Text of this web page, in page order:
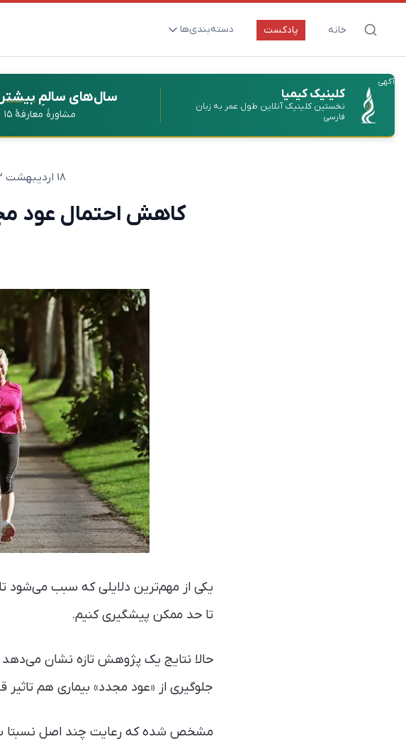
خانه پادکست دسته‌بندی‌ها
ارتقای سلامت و طول عمر
بیماری‌ها و پاتوژن‌ها
تغذیه و مکمل‌ها
آگهی
کلینیک کیمیا
نخستین کلینیک آنلاین طول عمر به زبان
فارسی
سال‌های سالمِبیشتر
مشاورهٔ معارفهٔ ۱۵ دقیقه‌ای رایگان، آنلاین
۱۸ اردیبهشت ۱۴۰۲
کاهش احتمال عود
یکی از مهم‌ترین دلایلی که سبب می‌شود
تا حد ممکن پیشگیری کنیم.
حالا نتایج یک پژوهش تازه نشان می‌دهد
جلوگیری از «عود مجدد» بیماری هم تاثیر
مشخص شده که رعایت چند اصل نسبتا